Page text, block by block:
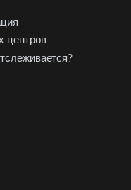
центров